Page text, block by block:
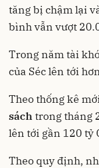
tăng bị chậm lại
bình vẫn vượt
Trong năm tài
của Séc lên tới
Theo thống kê
sách trong tháng
lên tới gần 120 tỷ
Theo quy định,